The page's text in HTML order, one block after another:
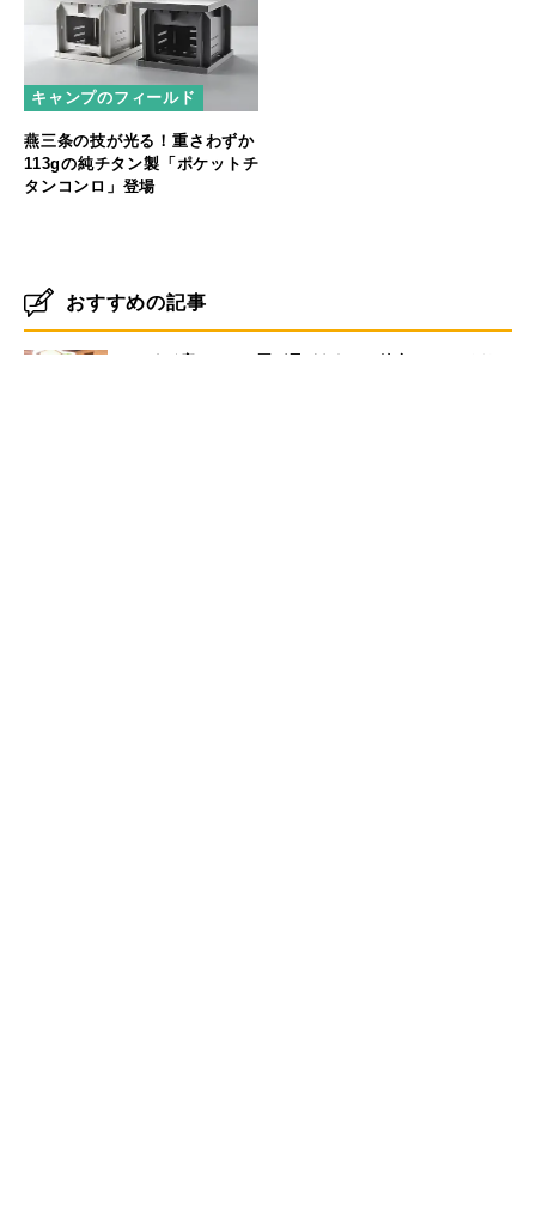
キャンプのフィールド
燕三条の技が光る！重さわずか
113gの純チタン製「ポケットチ
タンコンロ」登場
おすすめの記事